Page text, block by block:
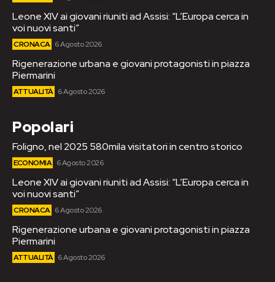
Leone XIV ai giovani riuniti ad Assisi: “L’Europa cerca in
voi nuovi santi”
CRONACA 6 Agosto 2026
Rigenerazione urbana e giovani protagonisti in piazza
Piermarini
ATTUALITÀ 6 Agosto 2026
Popolari
Foligno, nel 2025 580mila visitatori in centro storico
ECONOMIA 6 Agosto 2026
Leone XIV ai giovani riuniti ad Assisi: “L’Europa cerca in
voi nuovi santi”
CRONACA 6 Agosto 2026
Rigenerazione urbana e giovani protagonisti in piazza
Piermarini
ATTUALITÀ 6 Agosto 2026